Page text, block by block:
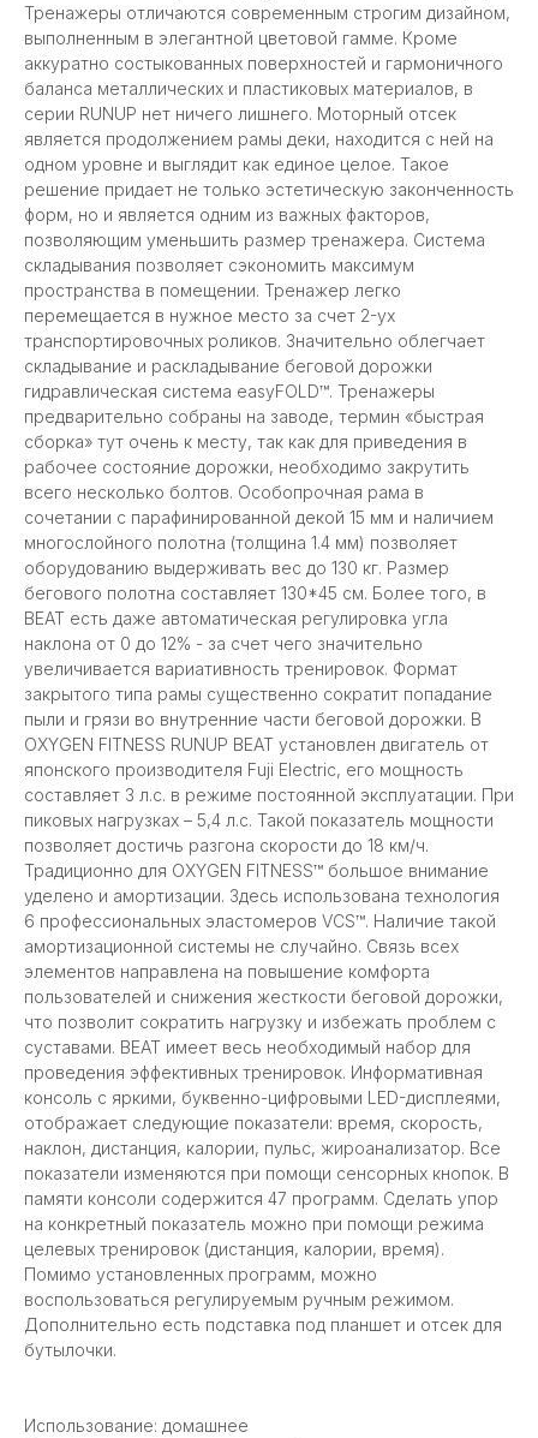
Тренажеры отличаются современным строгим дизайном,
выполненным в элегантной цветовой гамме. Кроме
аккуратно состыкованных поверхностей и гармоничного
баланса металлических и пластиковых материалов, в
серии RUNUP нет ничего лишнего. Моторный отсек
является продолжением рамы деки, находится с ней на
одном уровне и выглядит как единое целое. Такое
решение придает не только эстетическую законченность
форм, но и является одним из важных факторов,
позволяющим уменьшить размер тренажера. Система
складывания позволяет сэкономить максимум
пространства в помещении. Тренажер легко
перемещается в нужное место за счет 2-ух
транспортировочных роликов. Значительно облегчает
складывание и раскладывание беговой дорожки
гидравлическая система easyFOLD™. Тренажеры
предварительно собраны на заводе, термин «быстрая
сборка» тут очень к месту, так как для приведения в
рабочее состояние дорожки, необходимо закрутить
всего несколько болтов. Особопрочная рама в
сочетании с парафинированной декой 15 мм и наличием
многослойного полотна (толщина 1.4 мм) позволяет
оборудованию выдерживать вес до 130 кг. Размер
бегового полотна составляет 130*45 см. Более того, в
BEAT есть даже автоматическая регулировка угла
наклона от 0 до 12% - за счет чего значительно
увеличивается вариативность тренировок. Формат
закрытого типа рамы существенно сократит попадание
пыли и грязи во внутренние части беговой дорожки. В
OXYGEN FITNESS RUNUP BEAT установлен двигатель от
японского производителя Fuji Electric, его мощность
составляет 3 л.с. в режиме постоянной эксплуатации. При
пиковых нагрузках – 5,4 л.с. Такой показатель мощности
позволяет достичь разгона скорости до 18 км/ч.
Традиционно для OXYGEN FITNESS™ большое внимание
уделено и амортизации. Здесь использована технология
6 профессиональных эластомеров VCS™. Наличие такой
амортизационной системы не случайно. Связь всех
элементов направлена на повышение комфорта
пользователей и снижения жесткости беговой дорожки,
что позволит сократить нагрузку и избежать проблем с
суставами. BEAT имеет весь необходимый набор для
проведения эффективных тренировок. Информативная
консоль с яркими, буквенно-цифровыми LED-дисплеями,
отображает следующие показатели: время, скорость,
наклон, дистанция, калории, пульс, жироанализатор. Все
показатели изменяются при помощи сенсорных кнопок. В
памяти консоли содержится 47 программ. Сделать упор
на конкретный показатель можно при помощи режима
целевых тренировок (дистанция, калории, время).
Помимо установленных программ, можно
воспользоваться регулируемым ручным режимом.
Дополнительно есть подставка под планшет и отсек для
бутылочки.
Использование: домашнее